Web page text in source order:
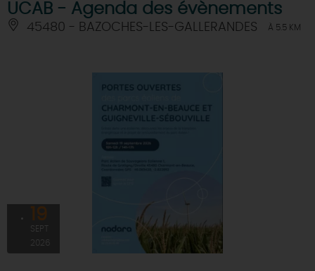
UCAB - Agenda des évènements
45480 - BAZOCHES-LES-GALLERANDES À 5.5 KM
19
SEPT
2026